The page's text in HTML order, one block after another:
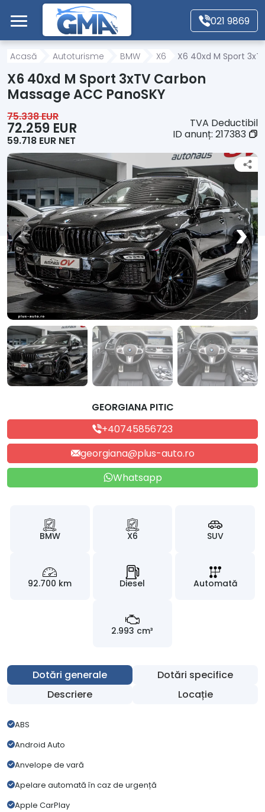
Mergi direct la conținutul principal
021 9869
Acasă
Autoturisme
Motociclete
Autoutilitare
Alte tipuri vehicule
Despre Noi
Contact
Acasă Autoturisme BMW X6 X6 40xd M Sport
X6 40xd M Sport 3xTV Carbon
Massage ACC PanoSKY
75.338 EUR
72.259 EUR
59.718 EUR NET
TVA Deductibil
ID anunț: 217383
GEORGIANA PITIC
+40745856723
georgiana@plus-auto.ro
Whatsapp
BMW X6 SUV
92.700 km Diesel Automată
2.993 cm³
Dotări generale
Dotări specifice
Descriere
Locație
ABS
Android Auto
Anvelope de vară
Apelare automată în caz de urgență
Apple CarPlay